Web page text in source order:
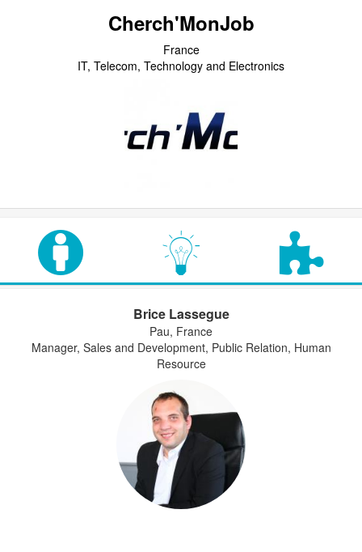
Cherch'MonJob
France
IT, Telecom, Technology and Electronics
Brice Lassegue
Pau, France
Manager, Sales and Development, Public Relation, Human
Resource